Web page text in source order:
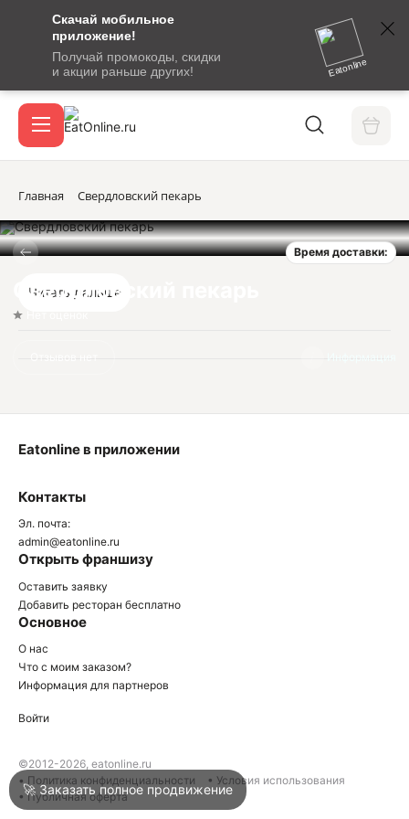
Скачай мобильное
приложение!
Получай промокоды, скидки
и акции раньше других!
Eatonline
сообщение
кодом
подтверждения
Акции
Войти
Написать в техподдержку
Главная Свердловский пекарь
Время доставки:
Свердловский пекарь
Отзывов нет Информация
Читать дальше
Контакты
Эл. почта:
admin@eatonline.ru
Открыть франшизу
Оставить заявку
Добавить ресторан бесплатно
Основное
О нас
Что с моим заказом?
Информация для партнеров
Eatonline в приложении
Войти
©2012-2026, eatonline.ru
• Политика конфиденциальности
• Условия использования
• Публичная оферта
🚀 Заказать полное продвижение